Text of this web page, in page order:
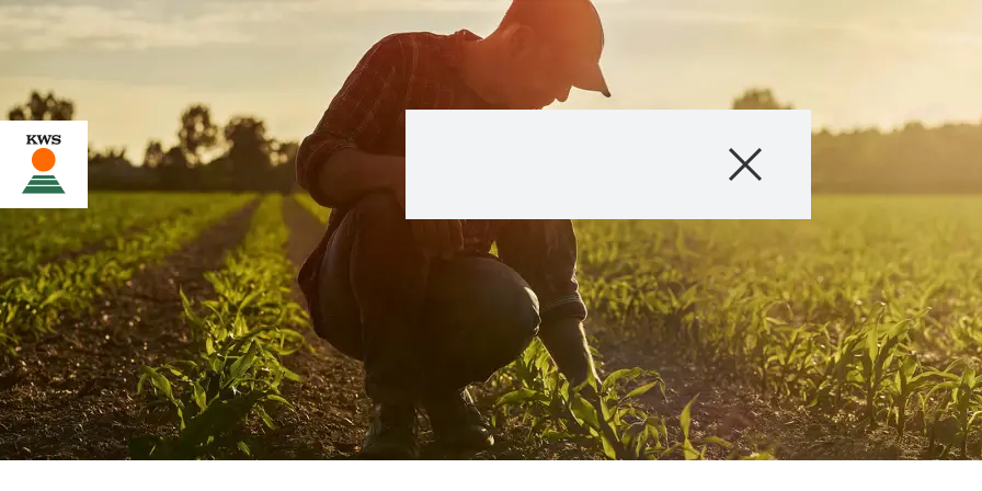
Producto
Historias &
Servicios
Sobre nosotros